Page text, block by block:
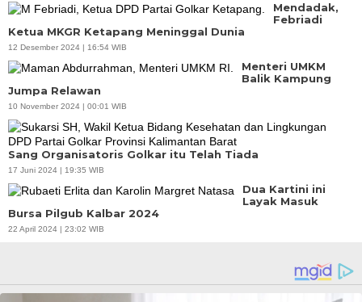
Mendadak,
Febriadi
Ketua MKGR Ketapang Meninggal Dunia
12 Desember 2024 | 16:54 WIB
Menteri UMKM
Balik Kampung
Jumpa Relawan
10 November 2024 | 00:01 WIB
Sang Organisatoris Golkar itu Telah Tiada
17 Juni 2024 | 19:35 WIB
Dua Kartini ini
Layak Masuk
Bursa Pilgub Kalbar 2024
22 April 2024 | 23:02 WIB